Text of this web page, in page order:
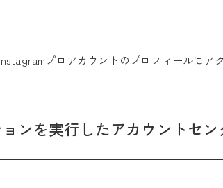
プロアカウントのプロフィールにア
ンを実行したアカウントセン